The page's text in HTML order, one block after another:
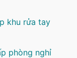
khu rửa tay
phòng nghỉ